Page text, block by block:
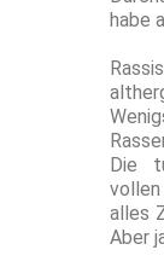
habe
Die
alles
Aber